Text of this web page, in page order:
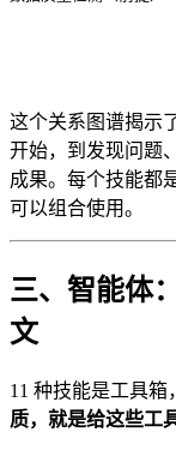
这个关系图谱揭示
开始，到发现问题
成果。每个技能都
可以组合使用。
三、智能体
文
11 种技能是工具箱
质，就是给这些工